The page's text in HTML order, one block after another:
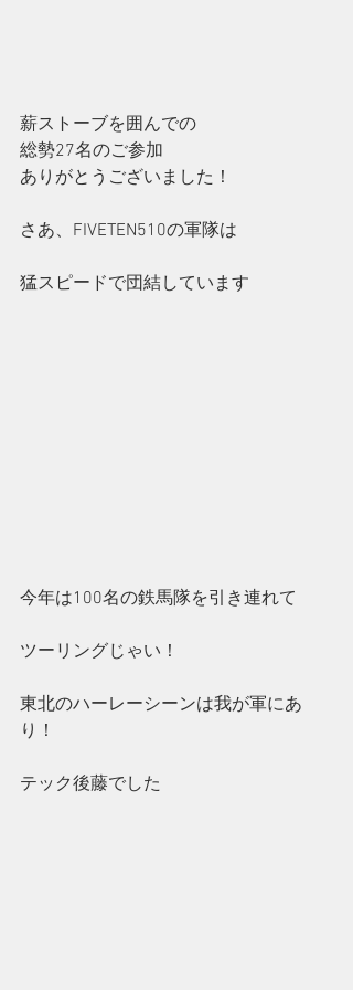
薪ストーブを囲んでの
総勢27名のご参加
ありがとうございました！
さあ、FIVETEN510の軍隊は
猛スピードで団結しています
今年は100名の鉄馬隊を引き連れて
ツーリングじゃい！
東北のハーレーシーンは我が軍にあ
り！
テック後藤でした